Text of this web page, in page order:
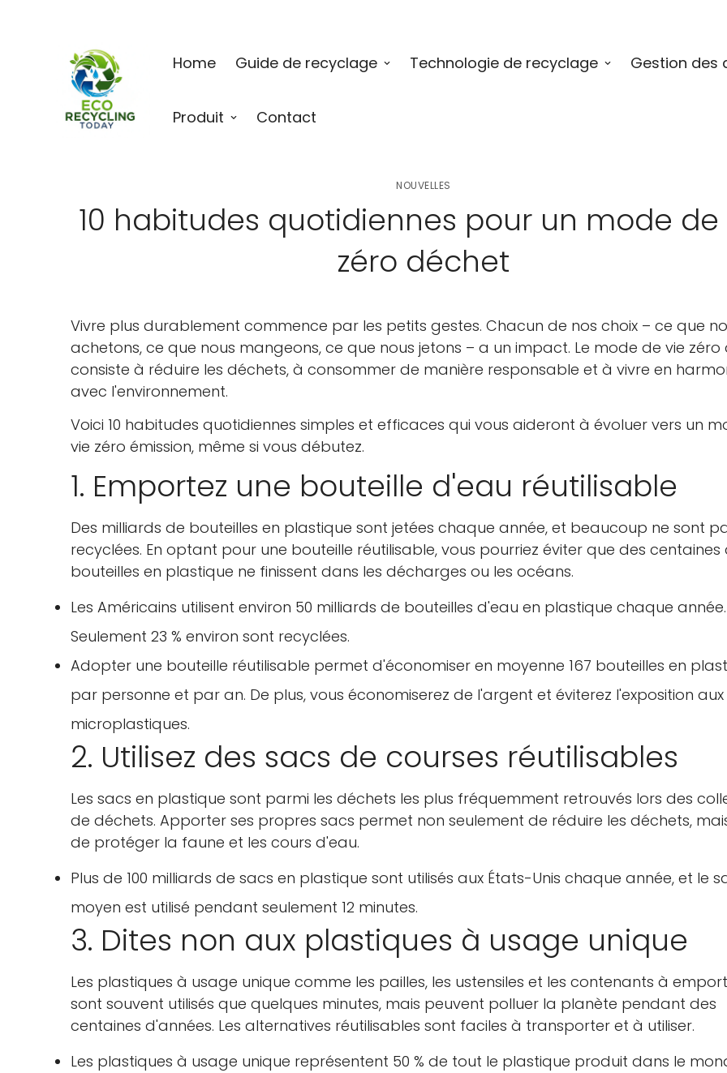
Home Guide de recyclage Technologie de recyclage Gestion des
Produit Contact
NOUVELLES
10 habitudes quotidiennes pour un mode de
zéro déchet
Vivre plus durablement commence par les petits gestes. Chacun de nos choix – ce que
achetons, ce que nous mangeons, ce que nous jetons – a un impact. Le mode de vie zéro
consiste à réduire les déchets, à consommer de manière responsable et à vivre en
avec l'environnement.
Voici 10 habitudes quotidiennes simples et efficaces qui vous aideront à évoluer vers un
vie zéro émission, même si vous débutez.
1. Emportez une bouteille d'eau réutilisable
Des milliards de bouteilles en plastique sont jetées chaque année, et beaucoup ne sont
recyclées. En optant pour une bouteille réutilisable, vous pourriez éviter que des centaines
bouteilles en plastique ne finissent dans les décharges ou les océans.
Les Américains utilisent environ 50 milliards de bouteilles d'eau en plastique chaque année.
Seulement 23 % environ sont recyclées.
Adopter une bouteille réutilisable permet d'économiser en moyenne 167 bouteilles en
par personne et par an. De plus, vous économiserez de l'argent et éviterez l'exposition aux
microplastiques.
2. Utilisez des sacs de courses réutilisables
Les sacs en plastique sont parmi les déchets les plus fréquemment retrouvés lors des
de déchets. Apporter ses propres sacs permet non seulement de réduire les déchets,
de protéger la faune et les cours d'eau.
Plus de 100 milliards de sacs en plastique sont utilisés aux États-Unis chaque année, et le
moyen est utilisé pendant seulement 12 minutes.
3. Dites non aux plastiques à usage unique
Les plastiques à usage unique comme les pailles, les ustensiles et les contenants à
sont souvent utilisés que quelques minutes, mais peuvent polluer la planète pendant des
centaines d'années. Les alternatives réutilisables sont faciles à transporter et à utiliser.
Les plastiques à usage unique représentent 50 % de tout le plastique produit dans le